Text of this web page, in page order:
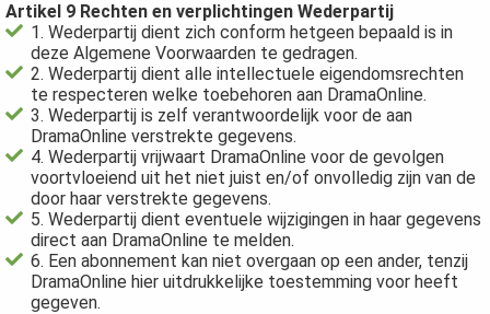
Artikel 9 Rechten en verplichtingen Wederpartij
1. Wederpartij dient zich conform hetgeen bepaald is in
deze Algemene Voorwaarden te gedragen.
2. Wederpartij dient alle intellectuele eigendomsrechten
te respecteren welke toebehoren aan DramaOnline.
3. Wederpartij is zelf verantwoordelijk voor de aan
DramaOnline verstrekte gegevens.
4. Wederpartij vrijwaart DramaOnline voor de gevolgen
voortvloeiend uit het niet juist en/of onvolledig zijn van de
door haar verstrekte gegevens.
5. Wederpartij dient eventuele wijzigingen in haar gegevens
direct aan DramaOnline te melden.
6. Een abonnement kan niet overgaan op een ander, tenzij
DramaOnline hier uitdrukkelijke toestemming voor heeft
gegeven.